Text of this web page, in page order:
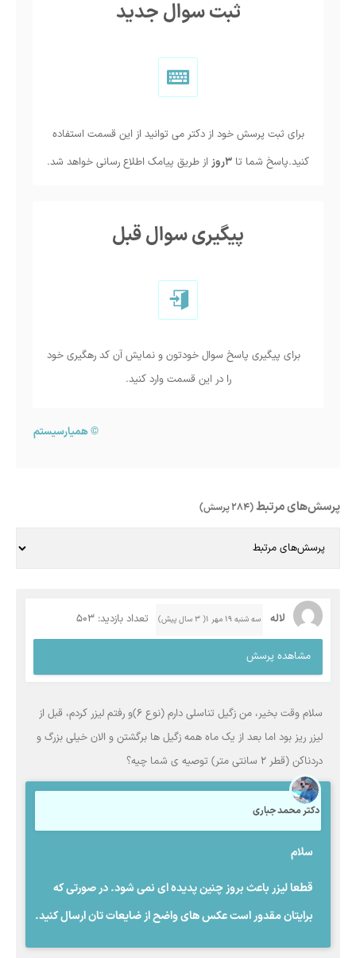
ثبت سوال جدید
برای ثبت پرسش خود از دکتر می توانید از این قسمت استفاده
کنید.پاسخ شما تا 3روز از طریق پیامک اطلاع رسانی خواهد شد.
پیگیری سوال قبل
برای پیگیری پاسخ سوال خودتون و نمایش آن کد رهگیری خود
را در این قسمت وارد کنید.
©همیارسیستم
پرسش‌های مرتبط(284 پرسش)
لاله سه شنبه ۱۹ مهر ۱( 3 سال پیش) تعداد بازدید: 503
مشاهده پرسش
سلام وقت بخیر، من زگیل تناسلی دارم (نوع ۶)و رفتم لیزر کردم، قبل از
لیزر ریز بود اما بعد از یک ماه همه زگیل ها برگشتن و الان خیلی بزرگ و
دردناکن (قطر ۲ سانتی متر) توصیه ی شما چیه؟
دکتر محمد جباری
سلام
قطعا لیزر باعث بروز چنین پدیده ای نمی شود. در صورتی که
برایتان مقدور است عکس های واضح از ضایعات تان ارسال کنید.